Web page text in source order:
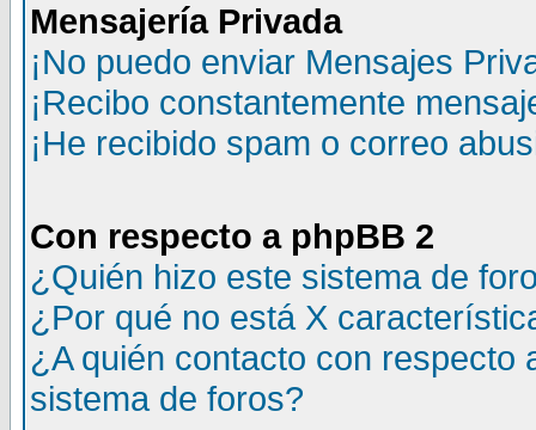
Mensajería Privada
¡No puedo enviar Mensajes
¡Recibo constantemente
¡He recibido spam o correo
Con respecto a phpBB 2
¿Quién hizo este sistema de
¿Por qué no está X
¿A quién contacto con
sistema de foros?